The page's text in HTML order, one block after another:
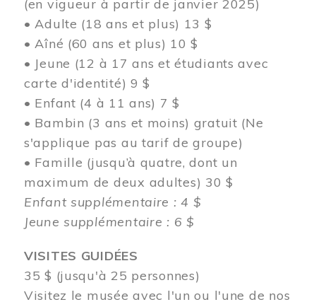
(en vigueur à partir de janvier 2025)
• Adulte (18 ans et plus) 13 $
• Aîné (60 ans et plus) 10 $
• Jeune (12 à 17 ans et étudiants avec
carte d'identité) 9 $
• Enfant (4 à 11 ans) 7 $
• Bambin (3 ans et moins) gratuit (Ne
s'applique pas au tarif de groupe)
• Famille (jusqu’à quatre, dont un
maximum de deux adultes) 30 $
Enfant supplémentaire : 4 $
Jeune supplémentaire : 6 $
VISITES GUIDÉES
35 $ (jusqu'à 25 personnes)
Visitez le musée avec l'un ou l'une de nos